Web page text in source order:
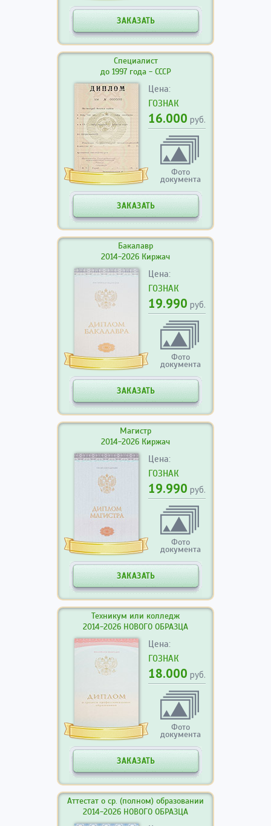
ЗАКАЗАТЬ
Специалист
до 1997 года - СССР
Цена:
ГОЗНАК
16.000 руб.
Фото
документа
ЗАКАЗАТЬ
Бакалавр
2014-2026 Киржач
Цена:
ГОЗНАК
19.990 руб.
Фото
документа
ЗАКАЗАТЬ
Магистр
2014-2026 Киржач
Цена:
ГОЗНАК
19.990 руб.
Фото
документа
ЗАКАЗАТЬ
Техникум или колледж
2014-2026 НОВОГО ОБРАЗЦА
Цена:
ГОЗНАК
18.000 руб.
Фото
документа
ЗАКАЗАТЬ
Аттестат о ср. (полном) образовании
2014-2026 НОВОГО ОБРАЗЦА